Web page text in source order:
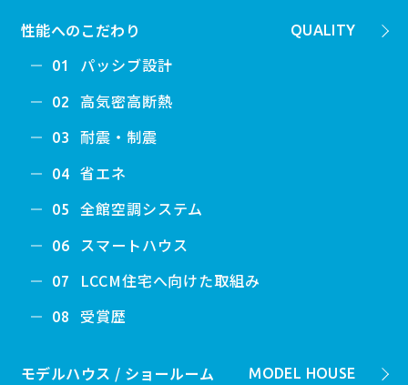
QUALITY
性能へのこだわり
01 パッシブ設計
02 高気密高断熱
03 耐震・制震
04 省エネ
05 全館空調システム
06 スマートハウス
07 LCCM住宅へ向けた取組み
08 受賞歴
MODEL HOUSE
モデルハウス / ショールーム